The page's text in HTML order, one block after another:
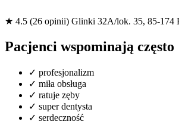
★ 4.5 (26 opinii) Glinki 32A/lok. 35, 85-174
Pacjenci wspominają często
✓ profesjonalizm
✓ miła obsługa
✓ ratuje zęby
✓ super dentysta
✓ serdeczność